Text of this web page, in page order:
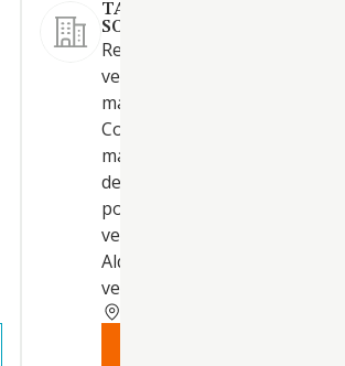
TALLERES LA
SOCIEDAD LIMITADA.
Reparación y manteniendo
vehículos a motor.
manteniendo de
Comercio al por menor y por
mayor de repuestos y
de vehículos de motor.
por menor y al por mayor de
vehículos de motor y
Alquiler de automóviles y
vehículos de motor ligero